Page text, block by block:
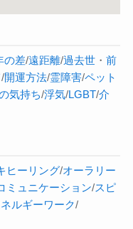
の差/遠距離/過去世・ 前
/開運方法/霊障害/ペット
気持ち/浮気/LGBT/介
ヒーリング/オーラ リー
ミュニケーション/スピ
ルギーワーク/